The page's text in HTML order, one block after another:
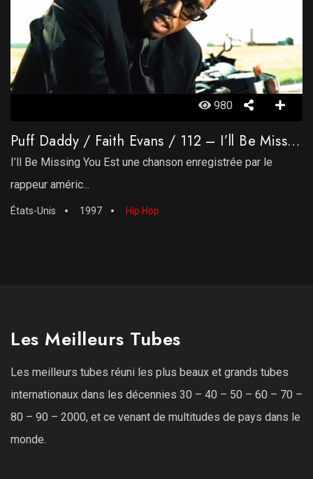
980
Puff Daddy / Faith Evans / 112 – I’ll Be Missing You
I’ll Be Missing You Est une chanson enregistrée par le
rappeur améric...
États-Unis 1997 Hip Hop
Les Meilleurs Tubes
Les meilleurs tubes réuni les plus beaux et grands tubes
internationaux dans les décennies 30 – 40 – 50 – 60 – 70 –
80 – 90 – 2000, et ce venant de multitudes de pays dans le
monde.